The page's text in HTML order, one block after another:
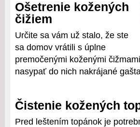
Ošetrenie kožených
čižiem
Určite sa vám už stalo, že ste
sa domov vrátili s úplne
premočenými koženými
nasypať do nich nakrájané
Čistenie kožených
Pred leštením topánok je